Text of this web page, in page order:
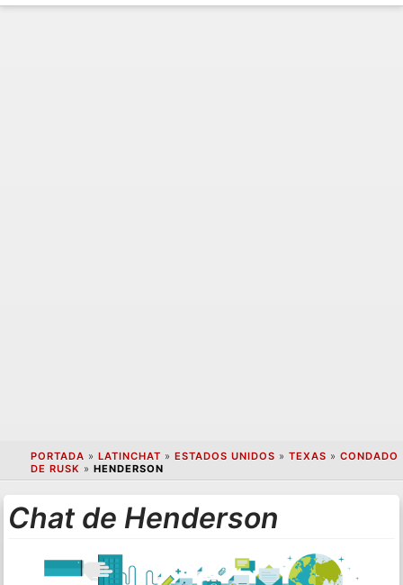
PORTADA » LATINCHAT » ESTADOS UNIDOS » TEXAS » CONDADO
DE RUSK » HENDERSON
Chat de Henderson